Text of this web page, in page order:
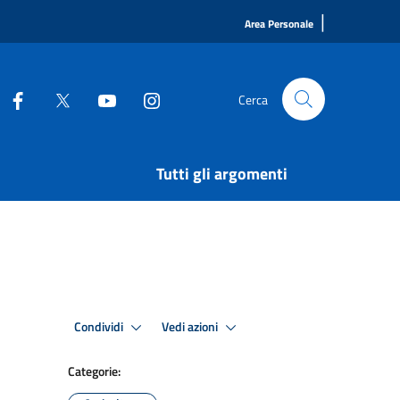
Area Personale |
Cerca
Tutti gli argomenti
Condividi Vedi azioni
Categorie: